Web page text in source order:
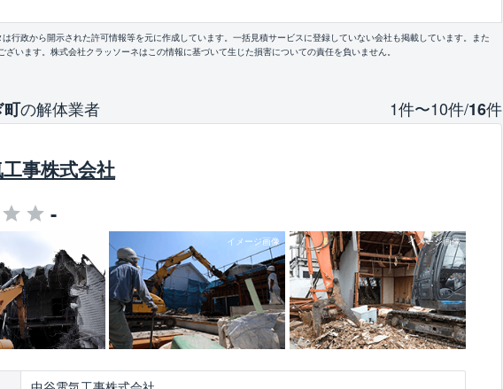
行政から開示された許可情報等を元に作成しています。一括見積サービスに登録していない会社も掲載しています。また
ざいます。株式会社クラッソーネはこの情報に基づいて生じた損害についての責任を負いません。
町の解体業者 1件〜10件/16件
事株式会社
-